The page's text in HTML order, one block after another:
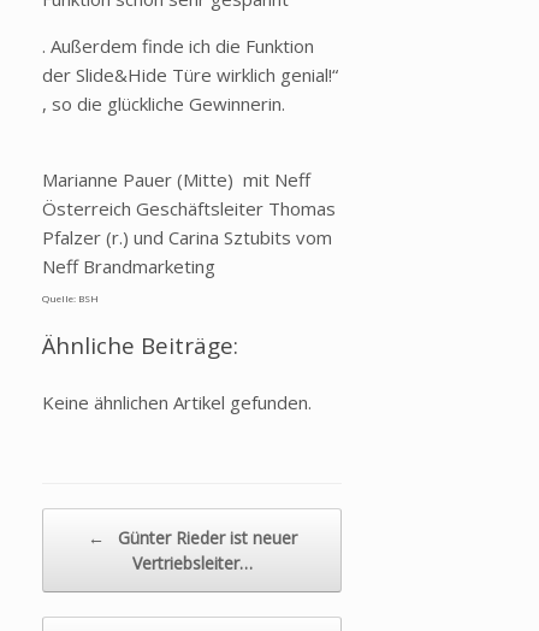
. Außerdem finde ich die Funktion
der Slide&Hide Türe wirklich genial!“
, so die glückliche Gewinnerin.
Marianne Pauer (Mitte) mit Neff
Österreich Geschäftsleiter Thomas
Pfalzer (r.) und Carina Sztubits vom
Neff Brandmarketing
Quelle: BSH
Ähnliche Beiträge:
Keine ähnlichen Artikel gefunden.
←
Günter Rieder ist neuer
Vertriebsleiter…